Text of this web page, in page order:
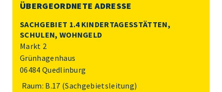
ÜBERGEORDNETE ADRESSE
SACHGEBIET 1.4 KINDERTAGESSTÄTTEN,
SCHULEN, WOHNGELD
Markt 2
Grünhagenhaus
06484 Quedlinburg
Raum: B.17 (Sachgebietsleitung)